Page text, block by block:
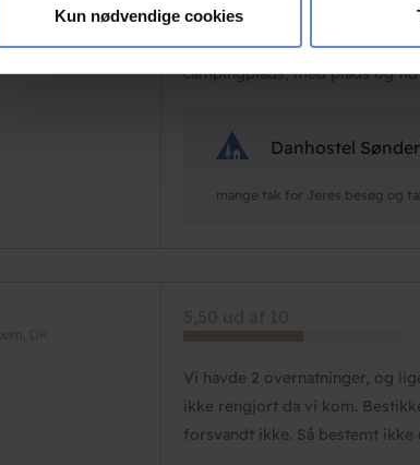
vores trafik. Vi deler også oplysninger om din brug af
Kun nødvendige cookiesfacader og manglende
Igen, er man til det hyggelige,
campingplads, med plads og
Danhostel
mange tak for Jeres besøg og
DK
5,50 ud af 10
Vi havde 2 overnatninger, og
ikke rengjort da vi kom.
forsvandt ikke. Så bestemt